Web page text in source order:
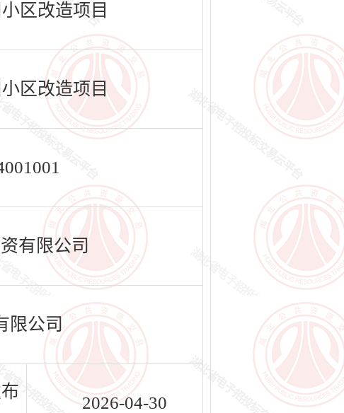
区改造项目
区改造项目
有限公司
限公司
2026-04-30